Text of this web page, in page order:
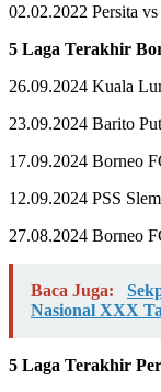
02.02.2022 Persita
5 Laga Terakhir
26.09.2024 Kuala
23.09.2024 Barito
17.09.2024 Borneo
12.09.2024 PSS
27.08.2024 Borneo
Baca Juga:
Nasional XXX
5 Laga Terakhir